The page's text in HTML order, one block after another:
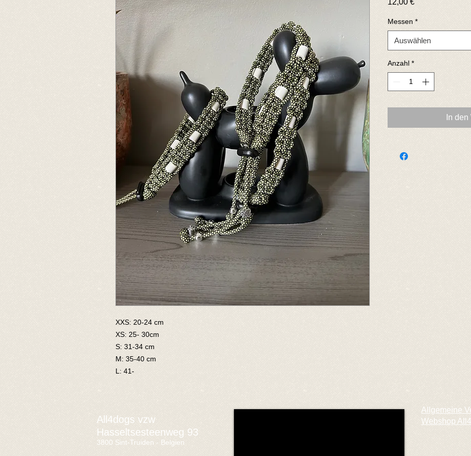
XXS: 20-24 cm
XS: 25- 30cm
S: 31-34 cm
M: 35-40 cm
L: 41-
12,00 €
Messen *
Auswählen
Anzahl *
In
All4dogs vzw
Hasseltsesteenweg 93
3800 Sint-Truiden - Belgien
Allgemeine
Webshop